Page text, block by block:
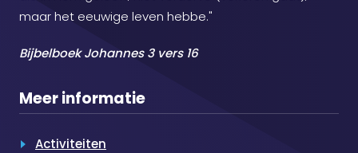
maar het eeuwige leven hebbe."
Bijbelboek Johannes 3 vers 16
Meer informatie
Activiteiten